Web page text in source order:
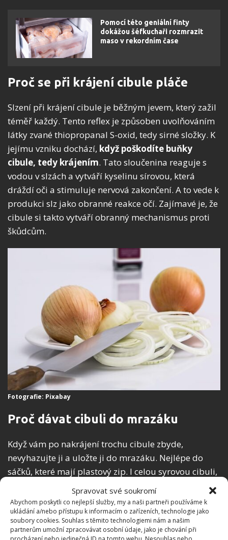
Spravovat své soukromí
Abychom poskytli co nejlepší služby, my a naši partneři používáme k
ukládání a/nebo přístupu k informacím o zařízeních, technologie jako
soubory cookies. Souhlas s těmito technologiemi nám a našim
partnerům umožní zpracovávat osobní údaje, jako je chování při
Pomocí této geniální finty
dokážou šéfkuchaři rozmrazit
maso v rekordním čase
Proč se při krájení cibule pláče
Slzení při krájení cibule je běžným jevem, který zažil
téměř každý. Tento reflex je způsoben uvolňováním
látky zvané thiopropanal S-oxid, tedy sirné složky. K
jejímu vzniku dochází, když poškodíte buňky
cibule, tedy krájením. Tato sloučenina reaguje s
vodou v slzách a vytváří kyselinu sírovou, která
dráždí oči a stimuluje nervová zakončení. A to vede k
produkci slz jako obranné reakce očí. Zajímavé je, že
cibule si takto vytváří obranný mechanismus proti
škůdcům.
Fotografie: Pixabay
Proč dávat cibuli do mrazáku
Když vám po nakrájení trochu cibule zbyde,
nevyhazujte ji a uložte ji do mrazáku. Nejlépe do
sáčků, které mají plastový zip. I celou syrovou cibuli,
kterou se chystáte nakrájet a použít při vaření,
před
oloupáním nechte na půl hodiny zamrazit. Pak ji
budete moci krájet bez slzení. Takto si můžete
připravit krájenou cibuli i do zásoby, doporučují na